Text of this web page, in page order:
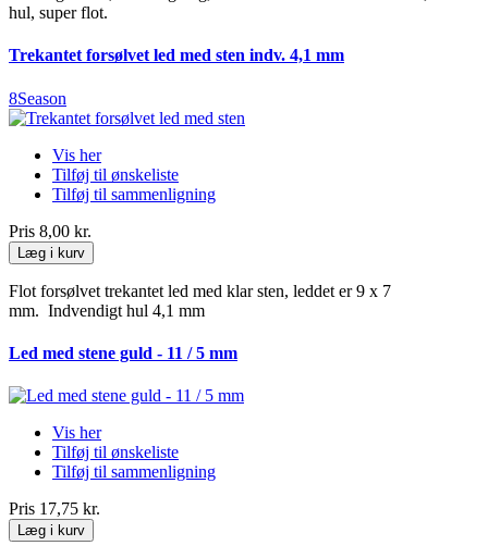
hul, super flot.
Trekantet forsølvet led med sten indv. 4,1 mm
8Season
Vis her
Tilføj til ønskeliste
Tilføj til sammenligning
Pris 8,00 kr.
Læg i kurv
Flot forsølvet trekantet led med klar sten, leddet er 9 x 7
mm. Indvendigt hul 4,1 mm
Led med stene guld - 11 / 5 mm
Vis her
Tilføj til ønskeliste
Tilføj til sammenligning
Pris 17,75 kr.
Læg i kurv